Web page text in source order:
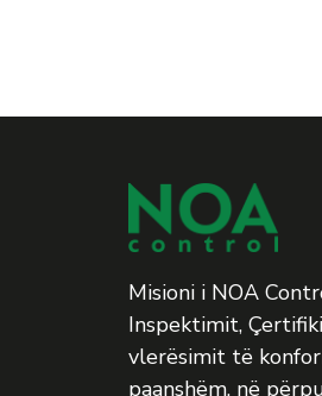
Misioni i NOA
Inspektimit,
vlerësimit të
paanshëm, në